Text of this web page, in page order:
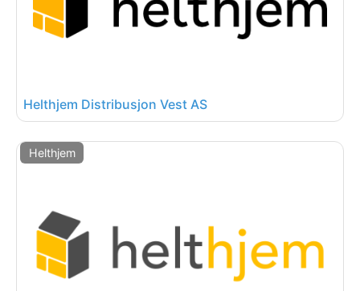
Helthjem Distribusjon Vest AS
Helthjem